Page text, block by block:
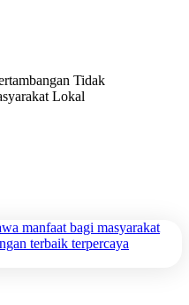
Tidak
Lokal